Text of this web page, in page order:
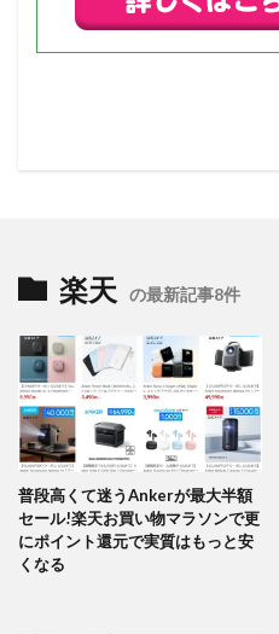
楽天 の最新記事8件
普段高くて迷うAnkerが最大半額
セール!楽天お買い物マラソンで更
にポイント還元で実質はもっと安
くなる